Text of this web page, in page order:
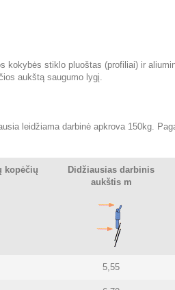
stiklo pluoštas (profiliai) ir
aukštą saugumo lygį.
leidžiama darbinė apkrova 150kg.
kopėčių
Didžiausias darbinis
aukštis m
5,55